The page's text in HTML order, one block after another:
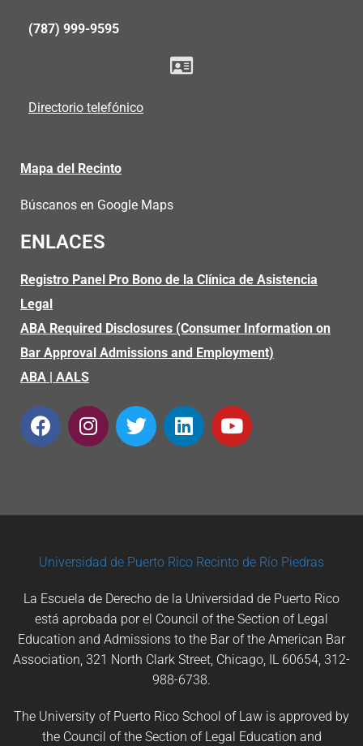
(787) 999-9595
Directorio telefónico
Mapa del Recinto
Búscanos en Google Maps
ENLACES
Registro Panel Pro Bono de la Clínica de Asistencia
Legal
ABA Required Disclosures (Consumer Information on
Bar Approval Admissions and Employment)
ABA | AALS
Universidad de Puerto Rico Recinto de Río Piedras
La Escuela de Derecho de la Universidad de Puerto Rico
está aprobada por el Council of the Section of Legal
Education and Admissions to the Bar of the American Bar
Association, 321 North Clark Street, Chicago, IL 60654, 312-
988-6738.
The University of Puerto Rico School of Law is approved by
the Council of the Section of Legal Education and